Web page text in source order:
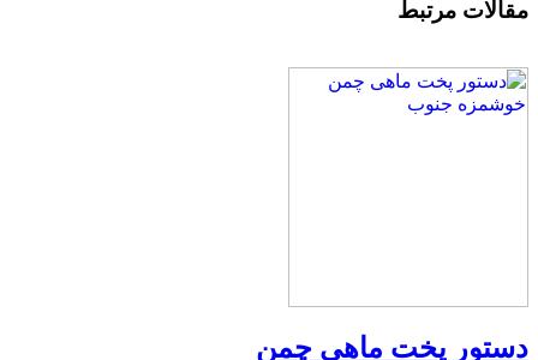
مقالات مرتبط
دستور پخت ماهی چمن